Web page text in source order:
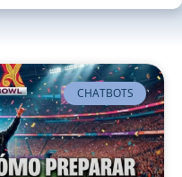
CHATBOTS